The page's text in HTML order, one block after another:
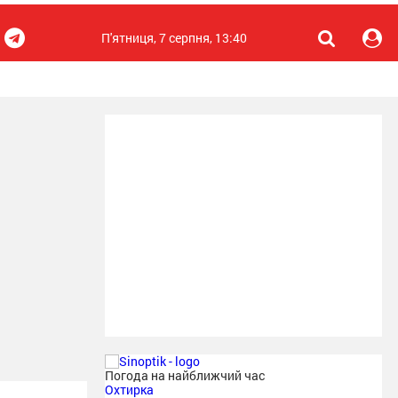
П'ятниця, 7 серпня, 13:40
Погода на найближчий час
Охтирка